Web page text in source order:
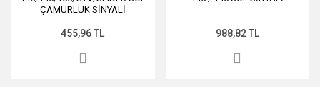
ÇAMURLUK SİNYALİ
455,96 TL 988,82 TL